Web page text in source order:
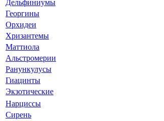
Дельфиниумы
Георгины
Орхидеи
Хризантемы
Маттиола
Альстромерии
Ранункулусы
Гиацинты
Экзотические
Нарциссы
Сирень